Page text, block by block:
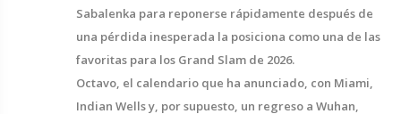
Sabalenka para reponerse rápidamente después de
una pérdida inesperada la posiciona como una de las
favoritas para los Grand Slam de 2026.
Octavo, el calendario que ha anunciado, con Miami,
Indian Wells y, por supuesto, un regreso a Wuhan,